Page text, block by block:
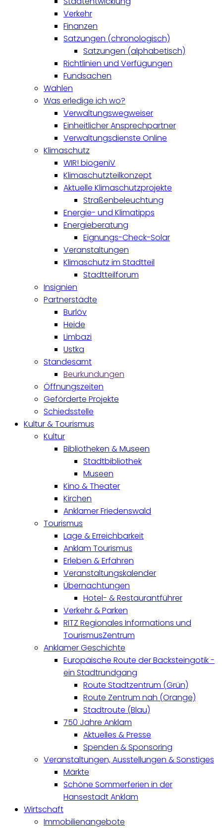
Verkehr
Finanzen
Satzungen (chronologisch)
Satzungen (alphabetisch)
Richtlinien und Verfügungen
Fundsachen
Wahlen
Was erledige ich wo?
Verwaltungswegweiser
Einheitlicher Ansprechpartner
Verwaltungsdienste Online
Klimaschutz
WIR! biogeniV
Klimaschutzteilkonzept
Aktuelle Klimaschutzprojekte
Straßenbeleuchtung
Energie- und Klimatipps
Energieberatung
Eignungs-Check-Solar
Veranstaltungen
Klimaschutz im Stadtteil
Stadtteilforum
Insignien
Partnerstädte
Burlöv
Heide
Limbazi
Ustka
Standesamt
Beurkundungen
Öffnungszeiten
Geförderte Projekte
Schiedsstelle
Kultur & Tourismus
Kultur
Bibliotheken & Museen
Stadtbibliothek
Museen
Kino & Theater
Kirchen
Anklamer Friedenswald
Tourismus
Lage & Erreichbarkeit
Anklam Tourismus
Erleben & Erfahren
Veranstaltungskalender
Übernachtungen
Hotel- & Restaurantführer
Verkehr & Parken
RITZ Regionales Informations und
TourismusZentrum
Anklamer Geschichte
Europäische Route der Backsteingotik -
ein Stadtrundgang
Route Stadtzentrum (Grün)
Route Zentrum nah (Orange)
Stadtroute (Blau)
750 Jahre Anklam
Aktuelles & Presse
Spenden & Sponsoring
Veranstaltungen, Ausstellungen & Sonstiges
Märkte
Schöne Sommerferien in der
Hansestadt Anklam
Wirtschaft
Immobilienangebote